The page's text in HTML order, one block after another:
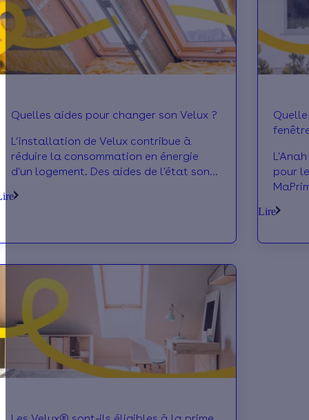
Quelles aides pour changer son Velux ?
L’installation de Velux contribue à
réduire la consommation en énergie
d'un logement. Des aides de l'état sont
Découvrez-les !
pour
dit
Lire